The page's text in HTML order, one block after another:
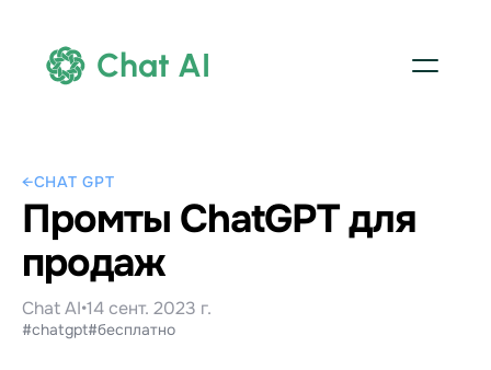
Chat AI
←CHAT GPT
Промты ChatGPT для
продаж
Chat AI•14 сент. 2023 г.
#chatgpt#бесплатно